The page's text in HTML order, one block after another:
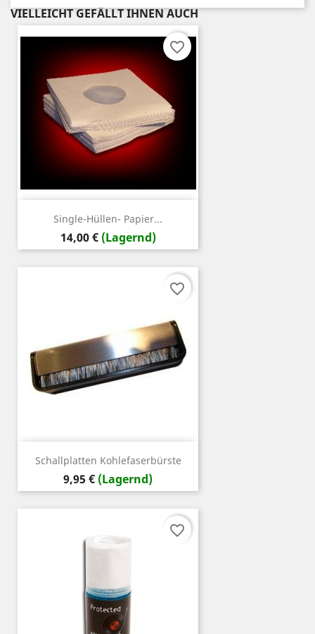
VIELLEICHT GEFÄLLT IHNEN AUCH
Single-Hüllen- Papier...
Preis
14,00 € (Lagernd)
favorite_border
Schallplatten Kohlefaserbürste
Preis
9,95 € (Lagernd)
favorite_border
favorite_border